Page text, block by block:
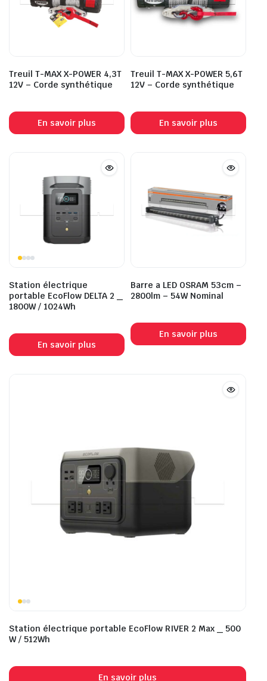
Treuil T-MAX X-POWER 4,3T
12V – Corde synthétique
En savoir plus
Treuil T-MAX X-POWER 5,6T
12V – Corde synthétique
En savoir plus
Station électrique
portable EcoFlow DELTA 2 _
1800W / 1024Wh
En savoir plus
Barre a LED OSRAM 53cm –
2800lm – 54W Nominal
En savoir plus
Station électrique portable EcoFlow RIVER 2 Max _ 500
W / 512Wh
En savoir plus